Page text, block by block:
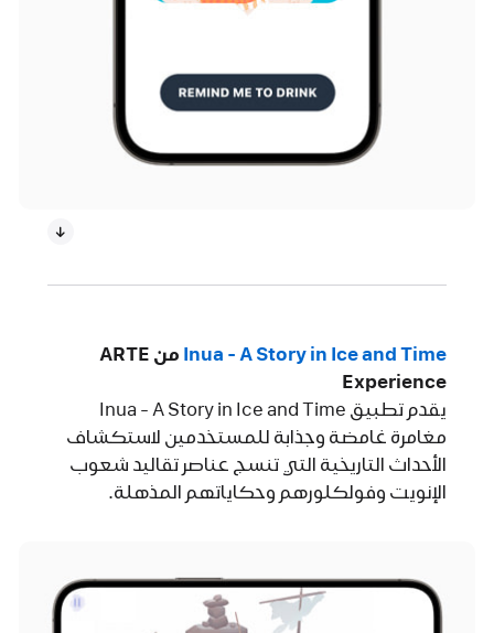
Inua - A Story in Ice and Time‏
من ARTE
Experience‏
يقدم تطبيق Inua - A Story in Ice and Time
مغامرة غامضة وجذابة للمستخدمين لاستكشاف
الأحداث التاريخية التي تنسج عناصر تقاليد شعوب
الإنويت وفولكلورهم وحكاياتهم المذهلة.